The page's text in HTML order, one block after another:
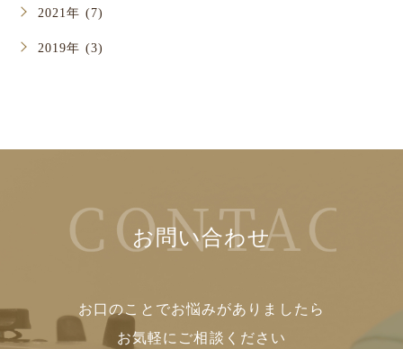
2021年 (7)
2019年 (3)
お問い合わせ
お口のことでお悩みがありましたら
お気軽にご相談ください